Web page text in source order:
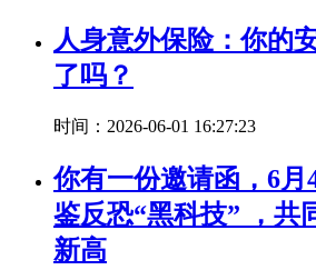
人身意外保险：你的
了吗？
时间：2026-06-01 16:27:23
你有一份邀请函，6月
鉴反恐“黑科技” ，共
新高